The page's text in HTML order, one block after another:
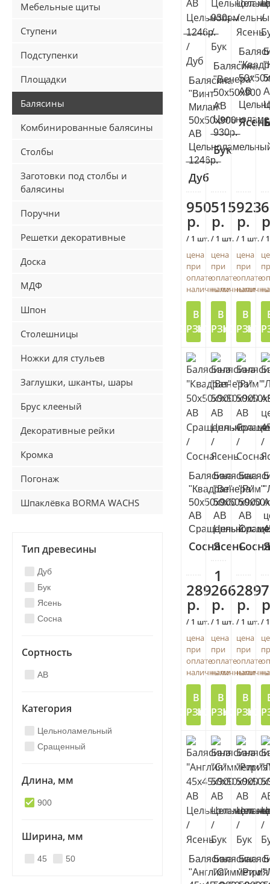
Мебельные щиты
Ступени
Подступенки
Площадки
Балясины
Комбинированные балясины
Столбы
Заготовки под столбы и
балясины
Поручни
Решетки декоративные
Доска
МДФ
Шпон
Столешницы
Ножки для стульев
Заглушки, шканты, шары
Брус клееный
Декоративные рейки
Кромка
Погонаж
Шпаклёвка BORMA WACHS
Тип древесины
Дуб
Бук
Ясень
Сосна
Сортность
AB
Категория
Цельноламельный
Сращенный
Длина, мм
900
Ширина, мм
45 50
Балясина
"Винт
Милан"
50х50х900
АВ
̶1̶2̶4̶6̶р̶.̶
Дуб
950
р.
/ 1 шт.
цена
при
оплате
наличными
В
КОРЗИНУ
Балясина
"Венера"
50х50х900
АВ
̶9̶3̶0̶р̶.̶
Бук
515
р.
/ 1 шт.
цена
при
оплате
наличными
В
КОРЗИНУ
АВ
923
р.
/ 1 шт.
цена
при
оплате
В
КОРЗИНУ
/
Балясина
"Квадрат"
50х50х900
АВ
Сращенный
Сосна
289
р.
/ 1 шт.
цена
при
оплате
наличными
В
КОРЗИНУ
Балясина
"Венера"
50х50х900
АВ
Ясень
1
266
р.
/ 1 шт.
цена
при
оплате
наличными
В
КОРЗИНУ
"Рим"
АВ
Сосна
289
р.
/ 1 шт.
цена
при
оплате
В
КОРЗИНУ
/
Балясина
"Англия"
Балясина
"Рим"